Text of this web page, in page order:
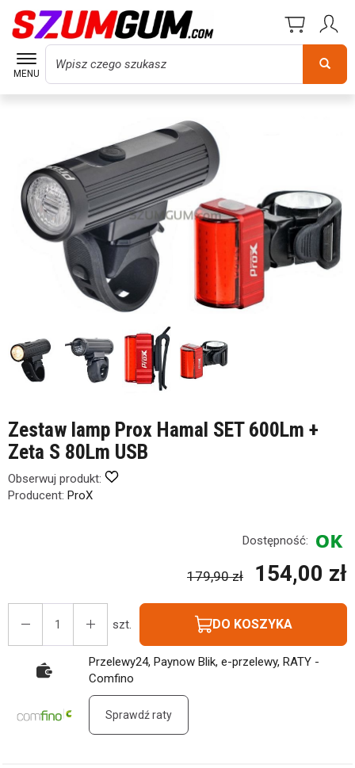
MENU
Wyszukaj
Zestaw lamp Prox Hamal SET 600Lm +
Zeta S 80Lm USB
Obserwuj produkt:
Producent: ProX
Dostępność:
179,90 zł 154,00 zł
szt. DO KOSZYKA
Przelewy24, Paynow Blik, e-przelewy, RATY -
Comfino
Sprawdź raty